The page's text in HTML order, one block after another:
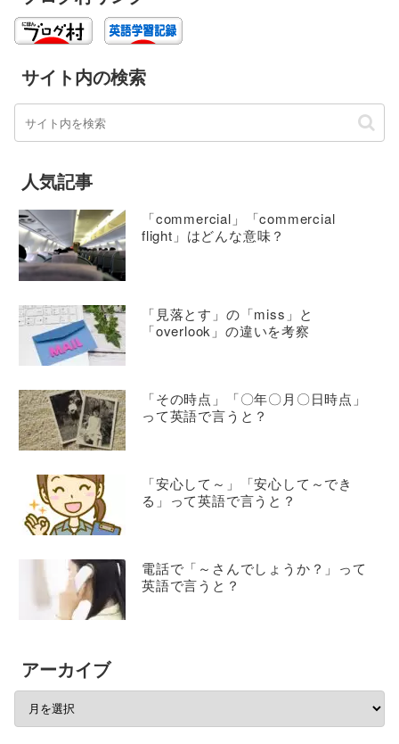
サイト内の検索
人気記事
「commercial」「commercial
flight」はどんな意味？
「見落とす」の「miss」と
「overlook」の違いを考察
「その時点」「〇年〇月〇日時点」
って英語で言うと？
「安心して～」「安心して～でき
る」って英語で言うと？
電話で「～さんでしょうか？」って
英語で言うと？
アーカイブ